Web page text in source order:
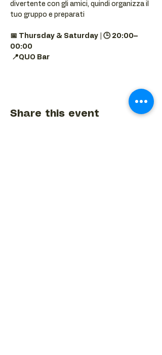
divertente con gli amici, quindi organizza il
tuo gruppo e preparati
📅 Thursday & Saturday | 🕒 20:00–
00:00
📍QUO Bar
Share this event